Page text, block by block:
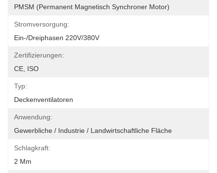
PMSM (permanent Magnetisch Synchroner Motor)
Stromversorgung:
Ein-/Dreiphasen 220V/380V
Zertifizierungen:
CE, ISO
Typ:
Deckenventilatoren
Anwendung:
Gewerbliche / Industrie / Landwirtschaftliche Fläche
Schlagkraft:
2 Mm